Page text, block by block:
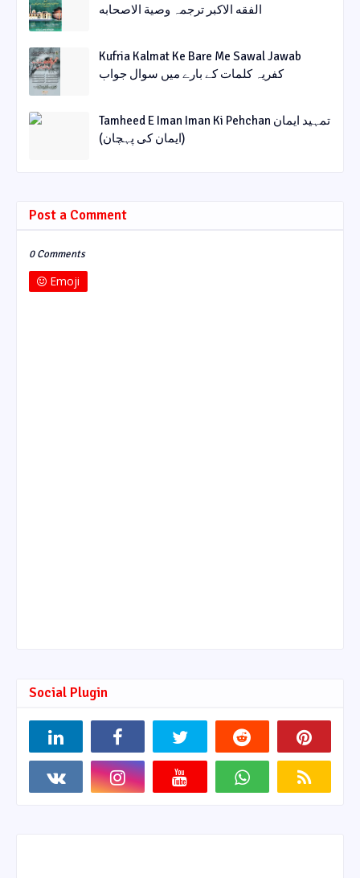
الفقه الاکبر ترجمہ وصیة الاصحابه
Kufria Kalmat Ke Bare Me Sawal Jawab
کفریہ کلمات کے بارے میں سوال جواب
Tamheed E Iman Iman Ki Pehchan تمہید ایمان
(ایمان کی پہچان)
Post a Comment
0 Comments
Emoji
Social Plugin